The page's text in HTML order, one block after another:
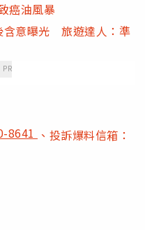
癌油風暴
含意曝光 旅遊達人：準
PR
8641 、投訴爆料信箱：